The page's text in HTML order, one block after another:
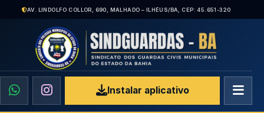
AV. LINDOLFO COLLOR, 690, MALHADO – ILHÉUS/BA, CEP: 45.651-320
Instalar aplicativo